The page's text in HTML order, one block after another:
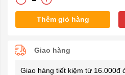
Thêm giỏ hàng
Giao hàng
Giao hàng tiết kiệm từ 16.000đ